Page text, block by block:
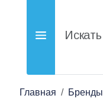
Главная Бренды